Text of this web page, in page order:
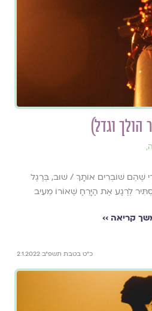
הולך וגדל)
,
שֶׁהֵם שׁוֹבְרִים אוֹתָךְ / שׁוּב, בְּרֶגֶל
לְרֶגַע אֶת הַיָּרֵחַ שֶׁאוֹרוֹ מֵעִיב
קריאה ››
כ"ט בטבת תשפ"ב 2.1.2022